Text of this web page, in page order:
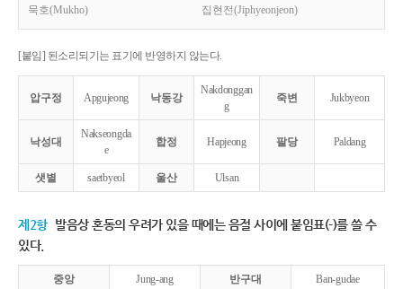
묵호(Mukho) 집현전(Jiphyeonjeon)
[붙임] 된소리되기는 표기에 반영하지 않는다.
압구정 Apgujeong 낙동강
Nakdonggan
g
죽변 Jukbyeon
낙성대
Nakseongda
e
합정 Hapjeong 팔당 Paldang
샛별 saetbyeol 울산 Ulsan
제2항 발음상 혼동의 우려가 있을 때에는 음절 사이에 붙임표(-)를 쓸 수
있다.
중앙 Jung-ang 반구대 Ban-gudae